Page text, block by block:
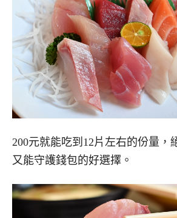
200元就能吃到12片左右的份量，
又能守護錢包的好選擇。